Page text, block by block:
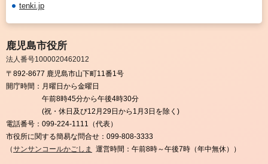
tenki.jp
鹿児島市役所
法人番号1000020462012
〒892-8677 鹿児島市山下町11番1号
開庁時間： 月曜日から金曜日
午前8時45分から午後4時30分
(祝・休日及び12月29日から1月3日を除く)
電話番号： 099-224-1111（代表）
市役所に関する簡易な問合せ： 099-808-3333
（サンサンコールかごしま 運営時間：午前8時～午後7時（年中無休））